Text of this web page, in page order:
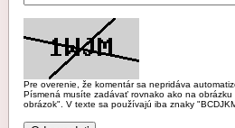
Pre overenie, že komentár sa nepridáva
Písmená musíte zadávať rovnako ako na
obrázok". V texte sa používajú iba znaky